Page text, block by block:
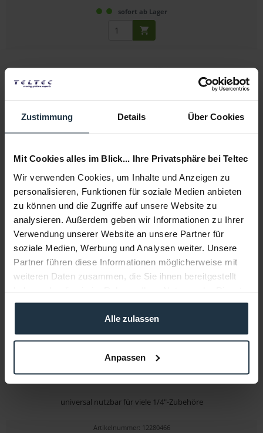
Zustimmung Details Über Cookies
Mit Cookies alles im Blick... Ihre Privatsphäre bei Teltec
Wir verwenden Cookies, um Inhalte und Anzeigen zu
personalisieren, Funktionen für soziale Medien anbieten
zu können und die Zugriffe auf unsere Website zu
analysieren. Außerdem geben wir Informationen zu Ihrer
Verwendung unserer Website an unsere Partner für
soziale Medien, Werbung und Analysen weiter. Unsere
Partner führen diese Informationen möglicherweise mit
weiteren Daten zusammen, die Sie ihnen bereitgestellt
gesammelt haben.
Alle zulassen
Anpassen
sofort ab Lager
Artikelnummer: 12301464
-33% € 108,10
Brutto: € 128,64
SmallRig 2157 Gelenkarm mit kleinem Ballhead
universal nutzbar für viele 1/4"-Zubehöre
Artikelnummer: 12280466